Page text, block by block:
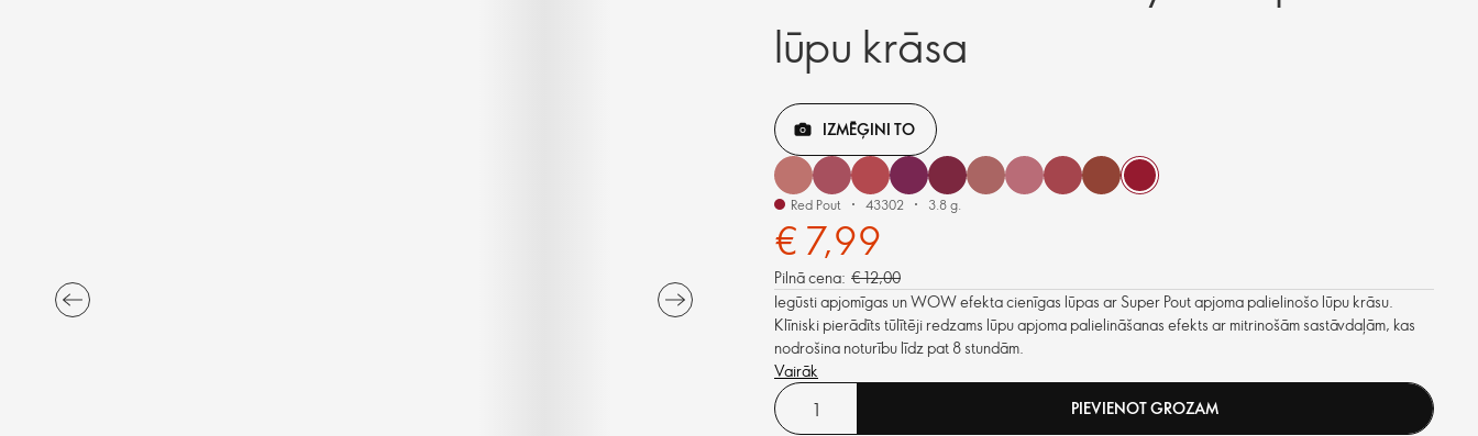
lūpu krāsa
IZMĒĢINI TO
Red Pout 43302 3.8 g.
€ 7,99
Pilnā cena: € 12,00
Iegūsti apjomīgas un WOW efekta cienīgas lūpas ar Super Pout apjoma palielinošo lūpu krāsu.
Klīniski pierādīts tūlītēji redzams lūpu apjoma palielināšanas efekts ar mitrinošām sastāvdaļām, kas
nodrošina noturību līdz pat 8 stundām.
Vairāk
PIEVIENOT GROZAM